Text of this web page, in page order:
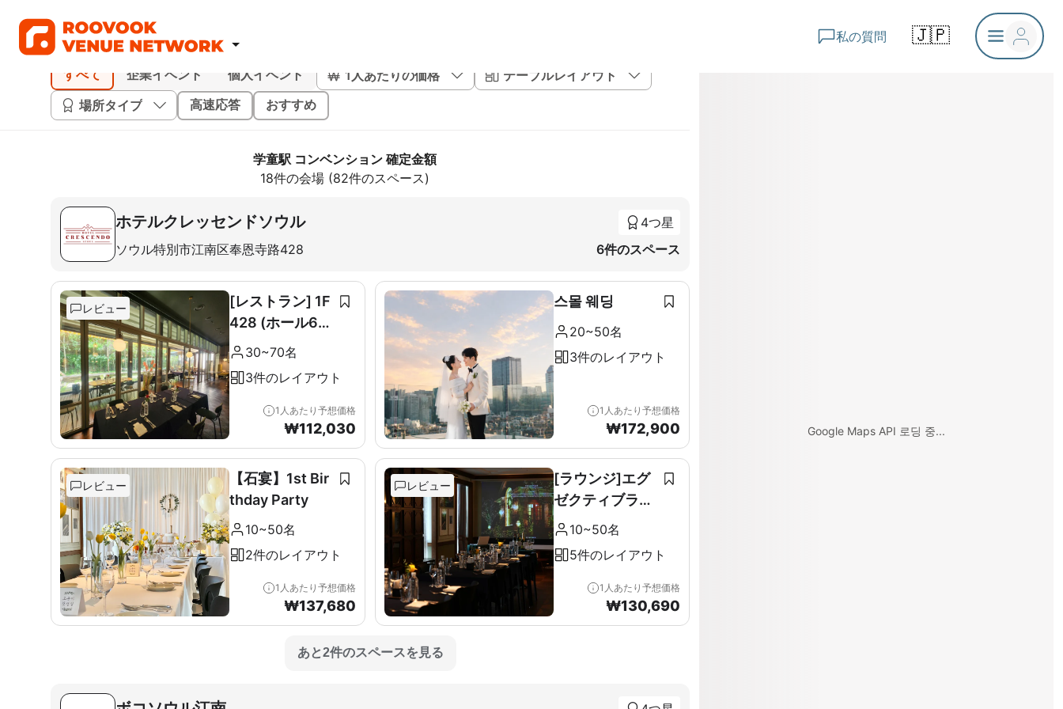
私の質問 🇯🇵
すべて 企業イベント 個人イベント 1人あたりの価格
テーブルレイアウト
場所タイプ
高速応答 おすすめ
学童駅 コンベンション 確定金額
18件の会場 (82件のスペース)
ホテルクレッセンドソウル
ソウル特別市江南区奉恩寺路428
4つ星
6件のスペース
レビュー
[レストラン] 1F
428 (ホール60
席+ルーム10席)
30~70名
3件のレイアウト
1人あたり予想価格
₩112,030
스몰 웨딩
20~50名
3件のレイアウト
1人あたり予想価格
₩172,900
レビュー
【石宴】1st Bir
thday Party
10~50名
2件のレイアウト
1人あたり予想価格
₩137,680
レビュー
[ラウンジ]エグ
ゼクティブラウ
ンジ＆テラス全
10~50名
5件のレイアウト
1人あたり予想価格
₩130,690
あと2件のスペースを見る
Google Maps API 로딩 중...